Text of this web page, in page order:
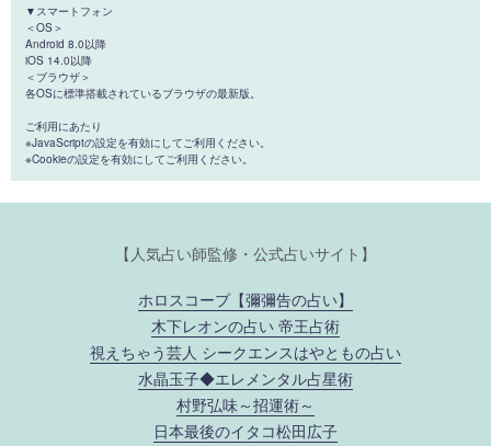
▼スマートフォン
＜OS＞
Android 8.0以降
iOS 14.0以降
＜ブラウザ＞
各OSに標準搭載されているブラウザの最新版。
ご利用にあたり
※JavaScriptの設定を有効にしてご利用ください。
※Cookieの設定を有効にしてご利用ください。
【人気占い師監修・公式占いサイト】
ホロスコープ【彌彌告の占い】
木下レオンの占い 帝王占術
視えちゃう芸人 シークエンスはやともの占い
水晶玉子◆エレメンタル占星術
村野弘味～招運術～
日本最後のイタコ松田広子